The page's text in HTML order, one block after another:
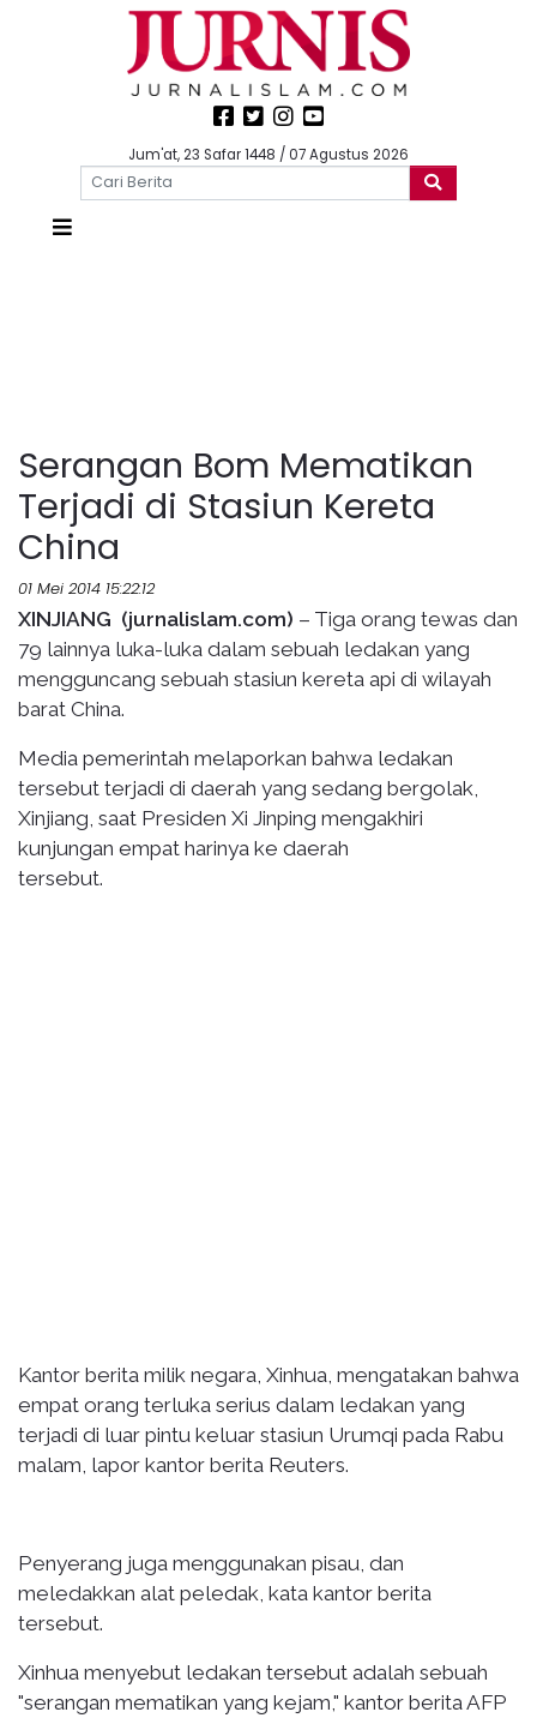
Jum'at, 23 Safar 1448 / 07 Agustus 2026
Serangan Bom Mematikan
Terjadi di Stasiun Kereta
China
01 Mei 2014 15:22:12
XINJIANG (jurnalislam.com) – Tiga orang tewas dan
79 lainnya luka-luka dalam sebuah ledakan yang
mengguncang sebuah stasiun kereta api di wilayah
barat China.
Media pemerintah melaporkan bahwa ledakan
tersebut terjadi di daerah yang sedang bergolak,
Xinjiang, saat Presiden Xi Jinping mengakhiri
kunjungan empat harinya ke daerah
Kantor berita milik negara, Xinhua, mengatakan bahwa
empat orang terluka serius dalam ledakan yang
terjadi di luar pintu keluar stasiun Urumqi pada Rabu
malam, lapor kantor berita Reuters.
Penyerang juga menggunakan pisau, dan
meledakkan alat peledak, kata kantor berita
tersebut.
Xinhua menyebut ledakan tersebut adalah sebuah
"serangan mematikan yang kejam," kantor berita AFP